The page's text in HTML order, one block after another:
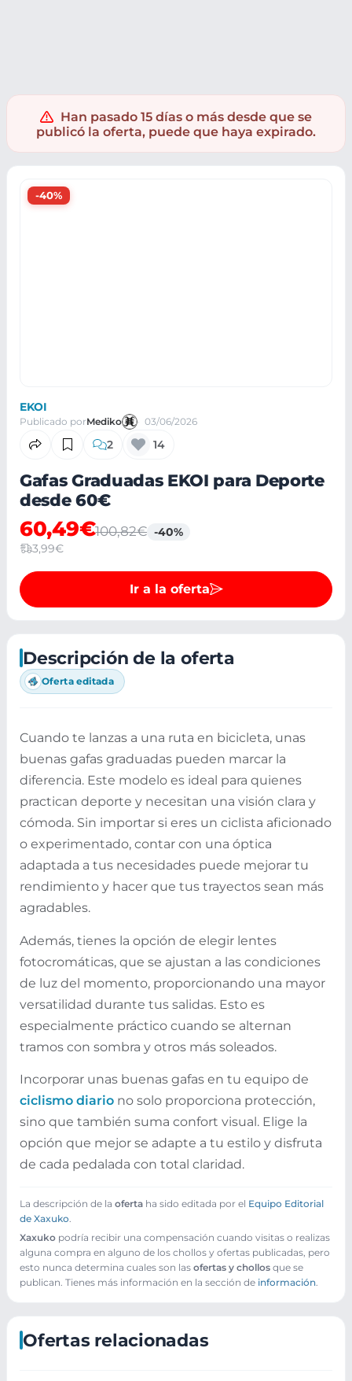
Han pasado 15 días o más desde que se
publicó la oferta, puede que haya expirado.
-40%
EKOI
Publicado porMediko 03/06/2026
2 14
Gafas Graduadas EKOI para Deporte
desde 60€
60,49€100,82€ -40%
3,99€
Ir a la oferta
Descripción de la oferta
Oferta editada
Cuando te lanzas a una ruta en bicicleta, unas
buenas gafas graduadas pueden marcar la
diferencia. Este modelo es ideal para quienes
practican deporte y necesitan una visión clara y
cómoda. Sin importar si eres un ciclista aficionado
o experimentado, contar con una óptica
adaptada a tus necesidades puede mejorar tu
rendimiento y hacer que tus trayectos sean más
agradables.
Además, tienes la opción de elegir lentes
fotocromáticas, que se ajustan a las condiciones
de luz del momento, proporcionando una mayor
versatilidad durante tus salidas. Esto es
especialmente práctico cuando se alternan
tramos con sombra y otros más soleados.
Incorporar unas buenas gafas en tu equipo de
ciclismo diario no solo proporciona protección,
sino que también suma confort visual. Elige la
opción que mejor se adapte a tu estilo y disfruta
de cada pedalada con total claridad.
La descripción de la oferta ha sido editada por el Equipo Editorial
de Xaxuko
Xaxuko podría recibir una compensación cuando visitas o realizas
alguna compra en alguno de los chollos y ofertas publicadas, pero
esto nunca determina cuales son las ofertas y chollos que se
publican. Tienes más información en la sección de información
Ofertas relacionadas